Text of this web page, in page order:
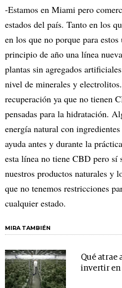
-Estamos en Miami pero
estados del país. Tanto en los
en los que no porque para
principio de año una línea
plantas sin agregados
nivel de minerales y
recuperación ya que no tienen
pensadas para la hidratación.
energía natural con
ayuda antes y durante la
esta línea no tiene CBD pero sí
nuestros productos naturales y
que no tenemos restricciones
cualquier estado.
MIRA TAMBIÉN
Qué atrae
invertir en